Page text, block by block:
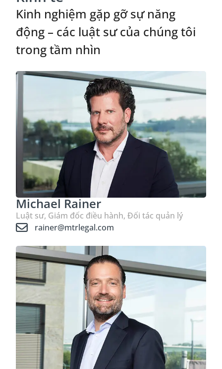
Kinh nghiệm gặp gỡ sự năng
động – các luật sư của chúng tôi
trong tầm nhìn
Michael Rainer
Luật sư, Giám đốc điều hành, Đối tác quản lý
rainer@mtrlegal.com